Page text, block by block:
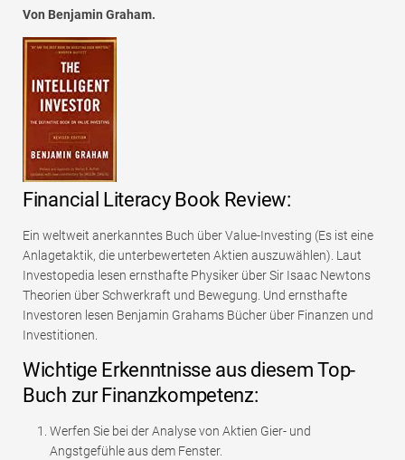
Von Benjamin Graham.
Financial Literacy Book Review:
Ein weltweit anerkanntes Buch über Value-Investing (Es ist eine
Anlagetaktik, die unterbewerteten Aktien auszuwählen). Laut
Investopedia lesen ernsthafte Physiker über Sir Isaac Newtons
Theorien über Schwerkraft und Bewegung. Und ernsthafte
Investoren lesen Benjamin Grahams Bücher über Finanzen und
Investitionen.
Wichtige Erkenntnisse aus diesem Top-
Buch zur Finanzkompetenz:
Werfen Sie bei der Analyse von Aktien Gier- und
Angstgefühle aus dem Fenster.